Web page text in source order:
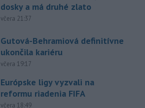
dosky a má druhé zlato
včera 21:37
Gutová-Behramiová definitívne
ukončila kariéru
včera 19:17
Európske ligy vyzvali na
reformu riadenia FIFA
včera 18:49